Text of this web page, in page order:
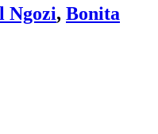
Ngozi, Bonita